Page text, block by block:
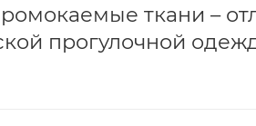
ткани –
прогулочной